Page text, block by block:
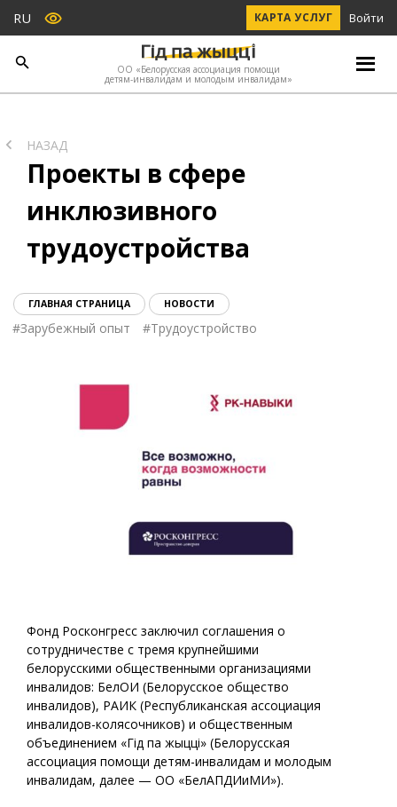
RU КАРТА УСЛУГ Войти
ОО «Белорусская ассоциация помощи
детям-инвалидам и молодым инвалидам»
НАЗАД
Проекты в сфере
инклюзивного
трудоустройства
ГЛАВНАЯ СТРАНИЦА НОВОСТИ
#Зарубежный опыт #Трудоустройство
Фонд Росконгресс заключил соглашения о
сотрудничестве с тремя крупнейшими
белорусскими общественными организациями
инвалидов: БелОИ (Белорусское общество
инвалидов), РАИК (Республиканская ассоциация
инвалидов-колясочников) и общественным
объединением «Гiд па жыццi» (Белорусская
ассоциация помощи детям-инвалидам и молодым
инвалидам, далее — ОО «БелАПДИиМИ»).